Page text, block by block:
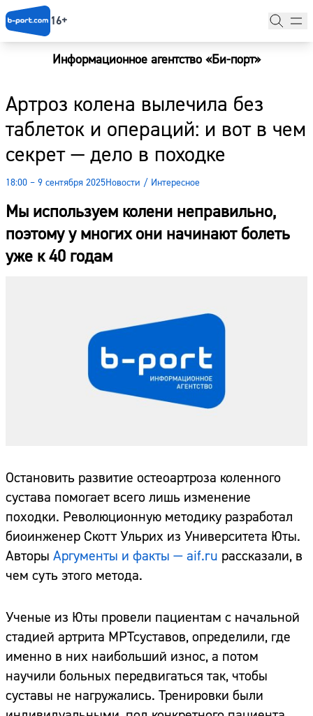
16+
Информационное агентство «Би-порт»
Артроз колена вылечила без
таблеток и операций: и вот в чем
секрет — дело в походке
18:00 – 9 сентября 2025Новости / Интересное
Мы используем колени неправильно,
поэтому у многих они начинают болеть
уже к 40 годам
Остановить развитие остеоартроза коленного
сустава помогает всего лишь изменение
походки. Революционную методику разработал
биоинженер Скотт Ульрих из Университета Юты.
Авторы Аргументы и факты — aif.ru рассказали, в
чем суть этого метода.
Ученые из Юты провели пациентам с начальной
стадией артрита МРТсуставов, определили, где
именно в них наибольший износ, а потом
научили больных передвигаться так, чтобы
суставы не нагружались. Тренировки были
Новости
Наши гости
Фоторепортажи
Погода
Курсы валют